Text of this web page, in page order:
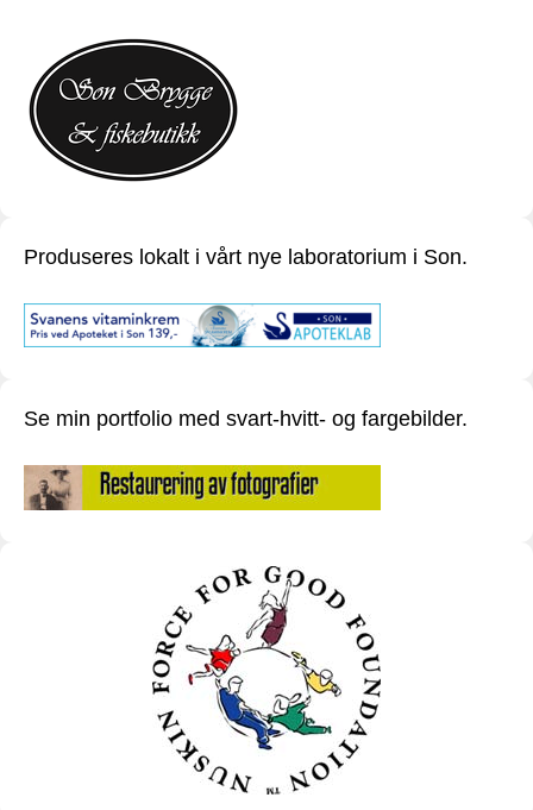
Produseres lokalt i vårt nye laboratorium i Son.
Se min portfolio med svart-hvitt- og fargebilder.